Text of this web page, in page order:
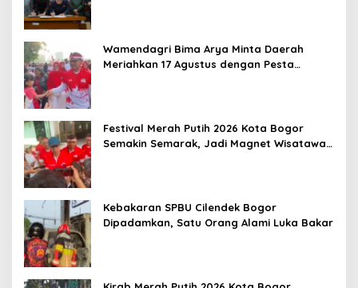
Wamendagri Bima Arya Minta Daerah
Meriahkan 17 Agustus dengan Pesta
Festival Merah Putih 2026 Kota Bogor
Semakin Semarak, Jadi Magnet Wisatawan
Kebakaran SPBU Cilendek Bogor
Dipadamkan, Satu Orang Alami Luka Bakar